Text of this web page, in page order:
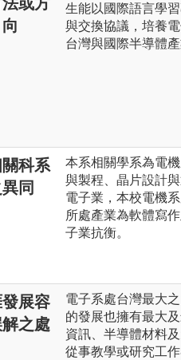
向
生能以國際語言學
與交換協議，培養
台灣與國際半導體
科系
同
本系相關學系為電
與製程、晶片設計
電子業，本校電機
所處產業為軟體寫
子業抗衡。
展容
之處
電子系處台灣最大
的發展也擁有最大
資訊、半導體材料
從事教學或研究工